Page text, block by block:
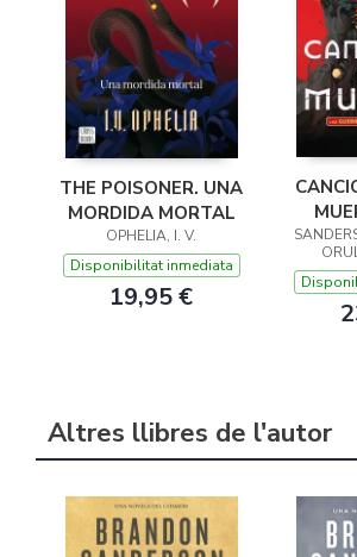
THE POISONER. UNA
MORDIDA MORTAL
OPHELIA, I. V.
Disponibilitat inmediata
19,95 €
Altres llibres de l'autor